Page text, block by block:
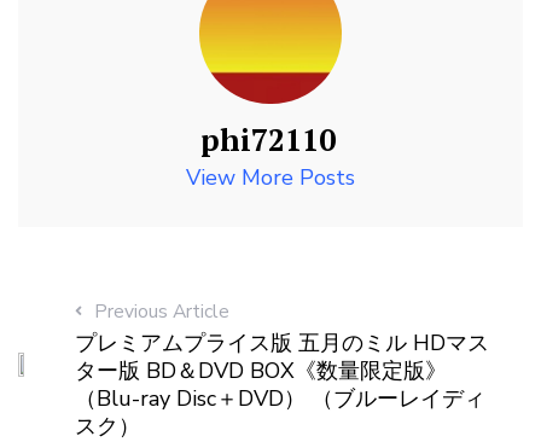
phi72110
View More Posts
Previous Article
プレミアムプライス版 五月のミル HDマス
ター版 BD＆DVD BOX《数量限定版》
（Blu-ray Disc＋DVD） （ブルーレイディ
スク）